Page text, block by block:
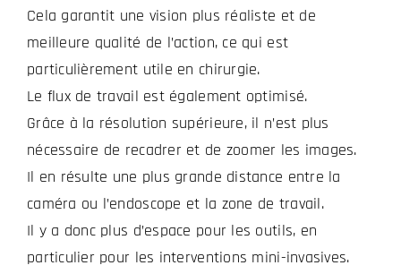
Cela garantit une vision plus réaliste et de
meilleure qualité de l’action, ce qui est
particulièrement utile en chirurgie.
Le flux de travail est également optimisé.
Grâce à la résolution supérieure, il n’est plus
nécessaire de recadrer et de zoomer les images.
Il en résulte une plus grande distance entre la
caméra ou l’endoscope et la zone de travail.
Il y a donc plus d’espace pour les outils, en
particulier pour les interventions mini-invasives.